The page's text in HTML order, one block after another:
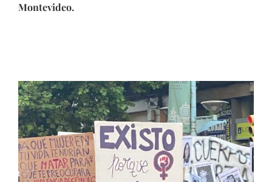
Montevideo.